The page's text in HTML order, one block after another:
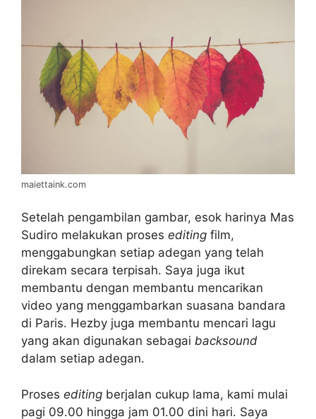
maiettaink.com
Setelah pengambilan gambar, esok harinya Mas
Sudiro melakukan proses editing film,
menggabungkan setiap adegan yang telah
direkam secara terpisah. Saya juga ikut
membantu dengan membantu mencarikan
video yang menggambarkan suasana bandara
di Paris. Hezby juga membantu mencari lagu
yang akan digunakan sebagai backsound
dalam setiap adegan.
Proses editing berjalan cukup lama, kami mulai
pagi 09.00 hingga jam 01.00 dini hari. Saya